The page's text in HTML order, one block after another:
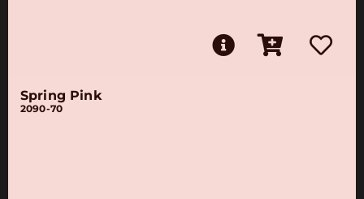
Spring Pink
2090-70